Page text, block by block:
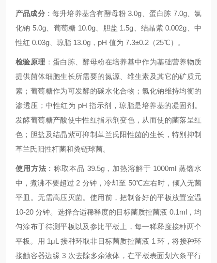
产品成分：每升培养基含有酵母粉 3.0g、蛋白胨 7.0g、氯
化钠 5.0g、葡萄糖 10.0g、胆盐 1.5g、结晶紫 0.002g、中
性红 0.03g、琼脂 13.0g，pH 值为 7.3±0.2（25℃）。
检验原理 ： 蛋白胨、酵母粉在培养基中作为基础营养物质
提供菌体细胞生长所需要的氮源、维生素及其它的矿质元
素 ； 葡萄糖作为可发酵的碳水化合物 ；氯化钠维持均衡的
渗透压；中性红为 pH 指示剂，琼脂是培养基的凝固剂。
发酵葡萄糖产酸使中性红指示剂变色，从而使的菌落呈红
色；胆盐及结晶紫可抑制革兰氏阳性菌的生长，特别抑制
革兰氏阳性杆菌和粪链球菌。
使用方法 ：称取本品 39.5g，加热溶解于 1000ml 蒸馏水
中，煮沸不要超过 2 分钟，冷却至 50℃左右时，倾入无菌
平皿。无需高压灭菌。使用前，把制备好的平板放置室温
10-20 分钟。选择合适稀释度的目标菌质控菌液 0.1ml，均
匀涂布于待测平板以及参比平板上，每一稀释度接种两个
平板。用 1μL 接种环取非目标菌质控菌液 1 环，将接种环
接触容器边缘 3 次去除多余液体，在平板表面划六条平行